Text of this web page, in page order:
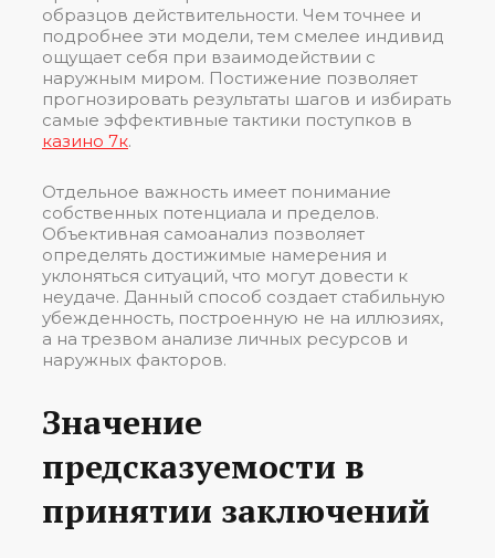
образцов действительности. Чем точнее и
подробнее эти модели, тем смелее индивид
ощущает себя при взаимодействии с
наружным миром. Постижение позволяет
прогнозировать результаты шагов и избирать
самые эффективные тактики поступков в
казино 7к.
Отдельное важность имеет понимание
собственных потенциала и пределов.
Объективная самоанализ позволяет
определять достижимые намерения и
уклоняться ситуаций, что могут довести к
неудаче. Данный способ создает стабильную
убежденность, построенную не на иллюзиях,
а на трезвом анализе личных ресурсов и
наружных факторов.
Значение
предсказуемости в
принятии заключений